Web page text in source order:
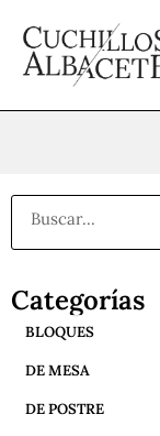
contenido
Buscar
Categorías
BLOQUES
DE MESA
DE POSTRE